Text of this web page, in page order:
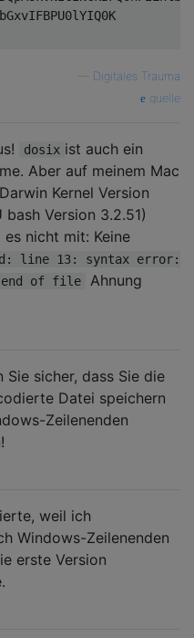
Digitales Trauma
quelle
dosix ist auch ein
Aber auf meinem Mac
Kernel Version
bash Version 3.2.51)
nicht mit: Keine
line 13: syntax error:
end of file
Ahnung
Sie sicher, dass Sie die
Datei speichern
Zeilenenden
weil ich
Windows-Zeilenenden
erste Version